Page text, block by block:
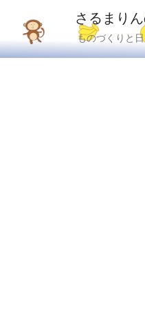
さるまり
ものづくりと